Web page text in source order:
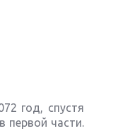
год, спустя
первой части.